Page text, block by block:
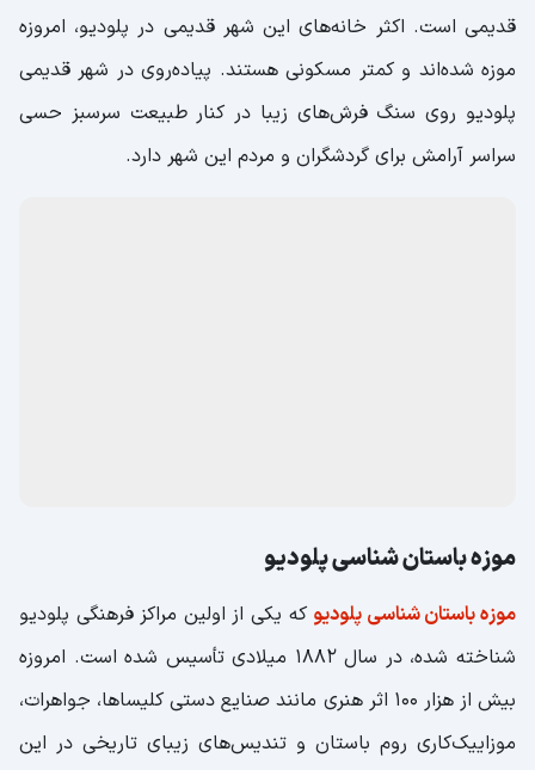
قدیمی است. اکثر خانه‌های این شهر قدیمی در پلودیو، امروزه
موزه شده‌اند و کمتر مسکونی هستند. پیاده‌روی در شهر قدیمی
پلودیو روی سنگ فرش‌های زیبا در کنار طبیعت سرسبز حسی
سراسر آرامش برای گردشگران و مردم این شهر دارد.
موزه باستان شناسی پلودیو
موزه باستان شناسی پلودیو که یکی از اولین مراکز فرهنگی پلودیو
شناخته شده، در سال 1882 میلادی تأسیس شده است. امروزه
بیش از هزار 100 اثر هنری مانند صنایع دستی کلیساها، جواهرات،
موزاییک‌کاری روم باستان و تندیس‌های زیبای تاریخی در این